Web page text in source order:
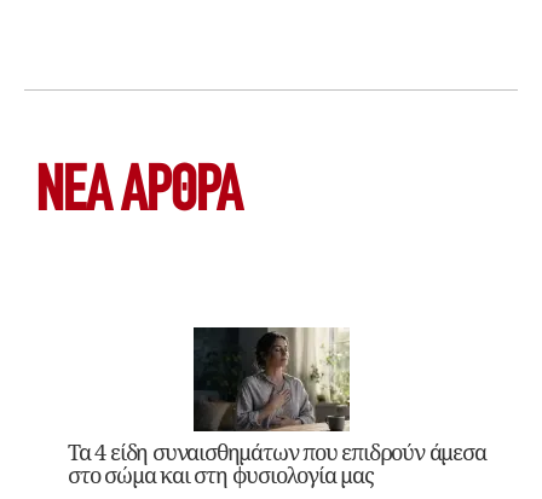
ΝΕΑ ΆΡΘΡΑ
Τα 4 είδη συναισθημάτων που επιδρούν άμεσα
στο σώμα και στη φυσιολογία μας